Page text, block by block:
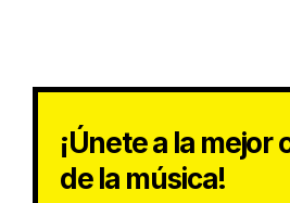
¡Únete a la mejor
de la música!